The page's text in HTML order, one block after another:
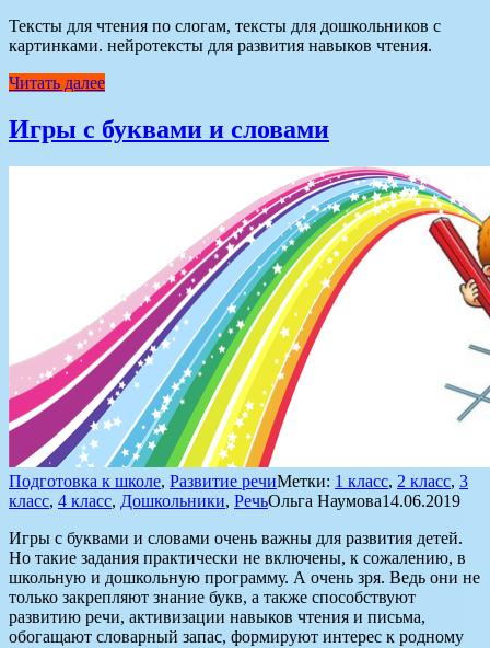
Тексты для чтения по слогам, тексты для дошкольников с
картинками. нейротексты для развития навыков чтения.
Читать далее
Игры с буквами и словами
Подготовка к школе, Развитие речиМетки: 1 класс, 2 класс, 3
класс, 4 класс, Дошкольники, РечьОльга Наумова14.06.2019
Игры с буквами и словами очень важны для развития детей.
Но такие задания практически не включены, к сожалению, в
школьную и дошкольную программу. А очень зря. Ведь они не
только закрепляют знание букв, а также способствуют
развитию речи, активизации навыков чтения и письма,
обогащают словарный запас, формируют интерес к родному